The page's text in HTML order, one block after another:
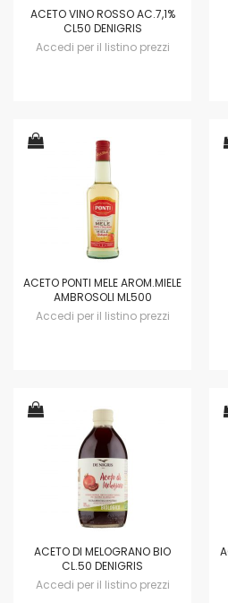
ACETO VINO ROSSO AC.7,1%
CL50 DENIGRIS
Accedi per il listino prezzi
ACETO PONTI MELE AROM.MIELE
AMBROSOLI ML500
Accedi per il listino prezzi
ACETO DI MELOGRANO BIO
CL.50 DENIGRIS
Accedi per il listino prezzi